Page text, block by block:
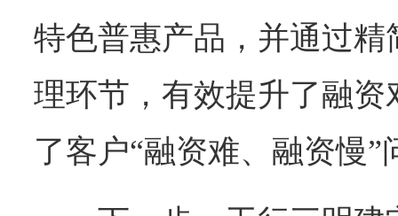
特色普惠产品，并通过
理环节，有效提升了融
了客户“融资难、融资慢”